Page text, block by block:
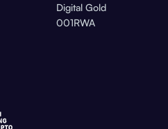
Digital Gold
001RWA